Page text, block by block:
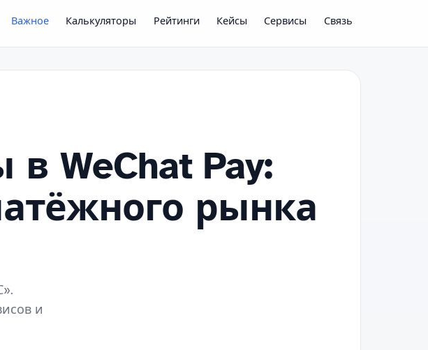
Важное Калькуляторы Рейтинги Кейсы Сервисы Связь
WeChat Pay:
рынка
и